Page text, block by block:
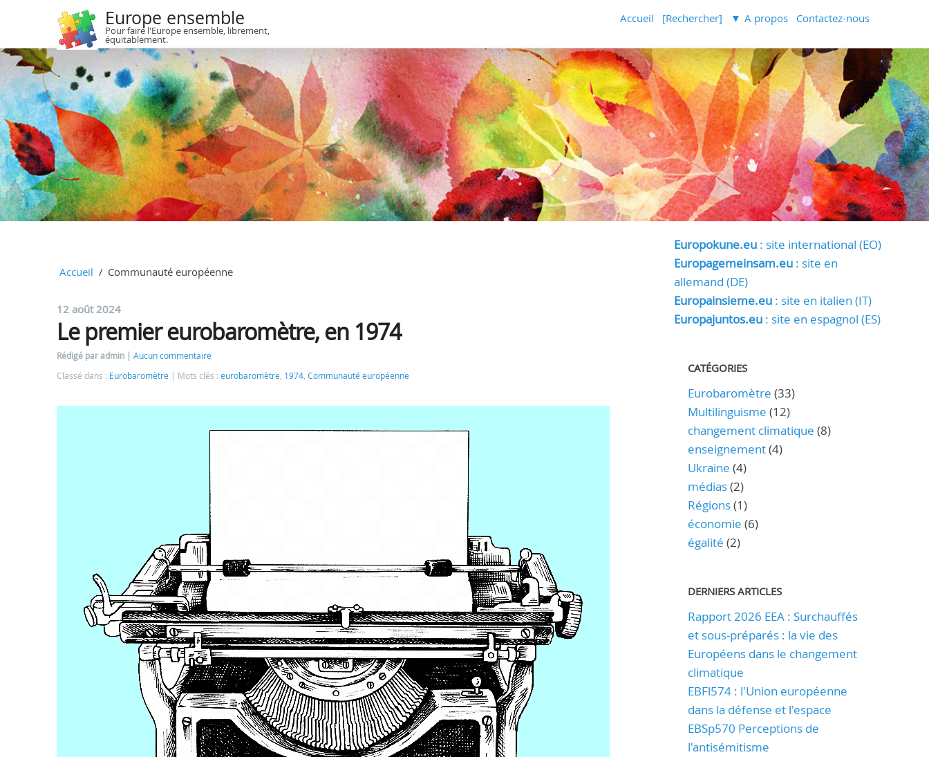
Europe ensemble
Pour faire l'Europe ensemble, librement,
équitablement.
Accueil [Rechercher] A propos Contactez-nous
Accueil Communauté européenne
12 août 2024
Le premier eurobaromètre, en 1974
Rédigé par admin
Aucun commentaire
Classé dans : Eurobaromètre Mots clés : eurobaromètre, 1974, Communauté européenne
Europokune.eu: site international (EO)
Europagemeinsam.eu: site en
allemand (DE)
Europainsieme.eu: site en italien (IT)
Europajuntos.eu: site en espagnol (ES)
CATÉGORIES
Eurobaromètre (33)
Multilinguisme (12)
changement climatique (8)
enseignement(4)
Ukraine (4)
médias(2)
Régions(1)
économie (6)
égalité (2)
DERNIERS ARTICLES
Rapport 2026 EEA : Surchauffés
et sous-préparés : la vie des
Européens dans le changement
climatique
EBFl574 : l'Union européenne
dans la défense et l'espace
EBSp570 Perceptions de
l'antisémitisme